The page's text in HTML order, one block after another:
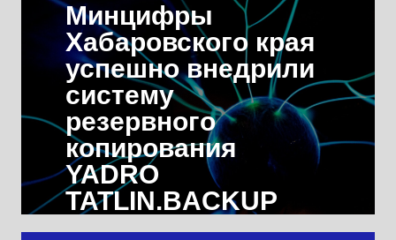
Минцифры
Хабаровского края
успешно внедрили
систему
резервного
копирования
YADRO
TATLIN.BACKUP